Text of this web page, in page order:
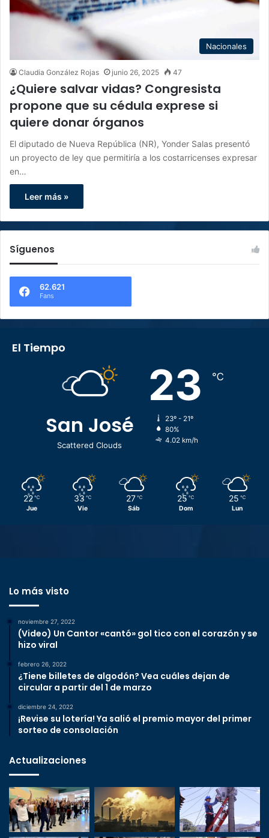
Nacionales
Claudia González Rojas junio 26, 2025 47
¿Quiere salvar vidas? Congresista
propone que su cédula exprese si
quiere donar órganos
El diputado de Nueva República (NR), Yonder Salas presentó
un proyecto de ley que permitiría a los costarricenses expresar
en…
Leer más »
Síguenos
62.621
Fans
El Tiempo
San José
Scattered Clouds
23 ℃
23º - 21º
80%
4.02 km/h
22 ℃
Jue
33 ℃
Vie
27 ℃
Sáb
25 ℃
Dom
25 ℃
Lun
Lo más visto
noviembre 27, 2022
(Video) Un Cantor «cantó» gol tico con el corazón y se
hizo viral
febrero 26, 2022
¿Tiene billetes de algodón? Vea cuáles dejan de
circular a partir del 1 de marzo
diciembre 24, 2022
¡Revise su lotería! Ya salió el premio mayor del primer
sorteo de consolación
Actualizaciones